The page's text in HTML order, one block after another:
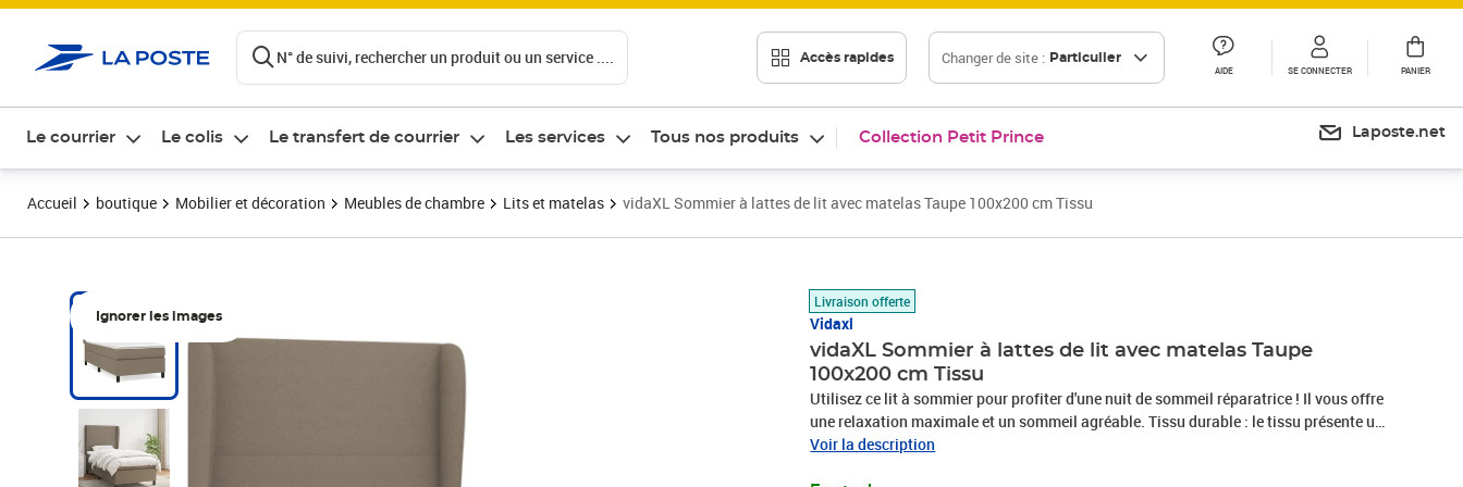
N° de suivi, rechercher un produit ou un service .... Accès rapides Changer de site : Particulier
AIDE SE CONNECTER PANIER
Le courrier Le colis Le transfert de courrier Les services Tous nos produits Collection Petit Prince Laposte.net
Accueil boutique Mobilier et décoration Meubles de chambre Lits et matelas vidaXL Sommier à lattes de lit avec matelas Taupe 100x200 cm Tissu
Ignorer les images
Livraison offerte
Vidaxl
vidaXL Sommier à lattes de lit avec matelas Taupe
100x200 cm Tissu
Utilisez ce lit à sommier pour profiter d'une nuit de sommeil réparatrice ! Il vous offre
une relaxation maximale et un sommeil agréable. Tissu durable : le tissu présente un
aspect simple et épuré, et il est respirant et durable.Tête de lit pratique : la tête de lit
Voir la description
Prix 405,89€